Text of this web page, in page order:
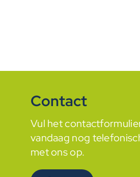
Contact
Vul het
vandaag nog
met ons op.